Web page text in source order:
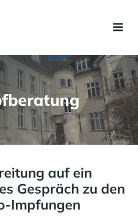
auf ein
Gespräch zu den
Impfungen